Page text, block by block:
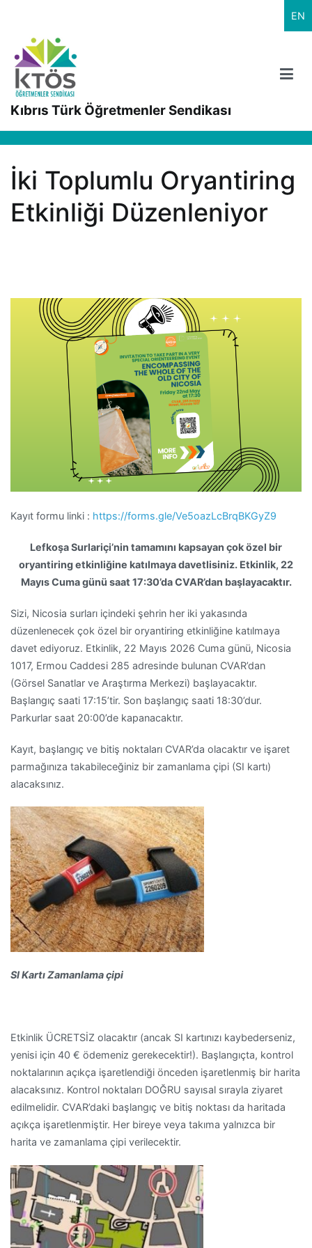
EN
Kıbrıs Türk Öğretmenler Sendikası
İki Toplumlu Oryantiring
Etkinliği Düzenleniyor
Kayıt formu linki : https://forms.gle/Ve5oazLcBrqBKGyZ9
Lefkoşa Surlariçi’nin tamamını kapsayan çok özel bir
oryantiring etkinliğine katılmaya davetlisiniz. Etkinlik, 22
Mayıs Cuma günü saat 17:30’da CVAR’dan başlayacaktır.
Sizi, Nicosia surları içindeki şehrin her iki yakasında
düzenlenecek çok özel bir oryantiring etkinliğine katılmaya
davet ediyoruz. Etkinlik, 22 Mayıs 2026 Cuma günü, Nicosia
1017, Ermou Caddesi 285 adresinde bulunan CVAR’dan
(Görsel Sanatlar ve Araştırma Merkezi) başlayacaktır.
Başlangıç ​​saati 17:15’tir. Son başlangıç ​​saati 18:30’dur.
Parkurlar saat 20:00’de kapanacaktır.
Kayıt, başlangıç ​​ve bitiş noktaları CVAR’da olacaktır ve işaret
parmağınıza takabileceğiniz bir zamanlama çipi (SI kartı)
alacaksınız.
SI Kartı Zamanlama çipi
Etkinlik ÜCRETSİZ olacaktır (ancak SI kartınızı kaybederseniz,
yenisi için 40 € ödemeniz gerekecektir!). Başlangıçta, kontrol
noktalarının açıkça işaretlendiği önceden işaretlenmiş bir harita
alacaksınız. Kontrol noktaları DOĞRU sayısal sırayla ziyaret
edilmelidir. CVAR’daki başlangıç ​​ve bitiş noktası da haritada
açıkça işaretlenmiştir. Her bireye veya takıma yalnızca bir
harita ve zamanlama çipi verilecektir.